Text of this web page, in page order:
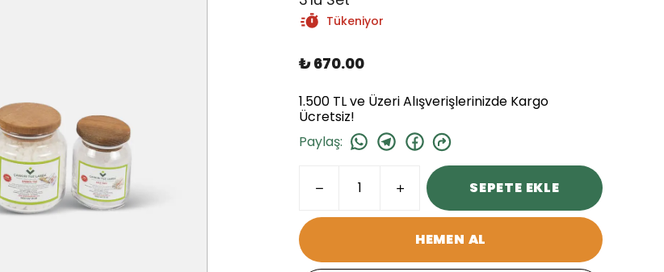
Tükeniyor
₺ 670.00
1.500 TL ve Üzeri Alışverişlerinizde Kargo
Ücretsiz!
Paylaş:
SEPETE EKLE
HEMEN AL